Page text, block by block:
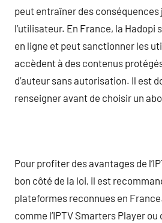
peut entraîner des
l’utilisateur. En France, la
en ligne et peut sanctionner les
accèdent à des contenus
d’auteur sans autorisation. Il est
renseigner avant de choisir un
Pour profiter des avantages de
bon côté de la loi, il est
plateformes reconnues en
comme l’IPTV Smarters Player ou